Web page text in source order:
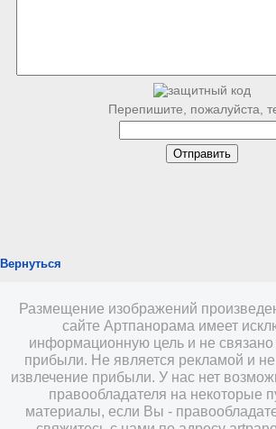
Перепишите, пожалуйста,
Вернуться
Размещение изображений
сайте Артпанорама имеет
информационную цель и не связано
прибыли. Не является рекламой и
извлечение прибыли. У нас нет
правообладателя на некоторые
материалы, если Вы -